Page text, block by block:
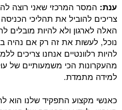
ענת: המסר המרכזי שאני רוצה
צריכים להוביל את תהליכי
האלה לארגון ולא להיות מובלים
נוכל, לעשות את זה רק אם נהיה
להיות רלוונטיים אנחנו צריכים
מהעקרונות הכי משמעותיים של
למידה מתמדת.
כאנשי מקצוע התפקיד שלנו הוא